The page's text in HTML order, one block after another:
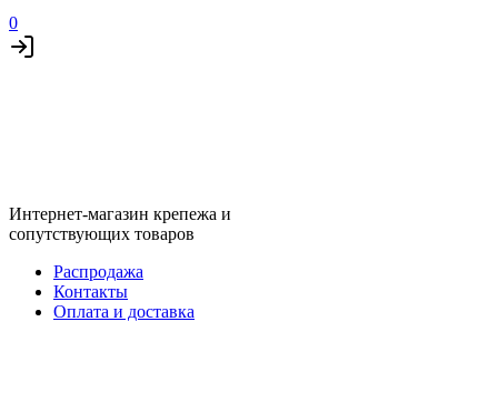
0
Интернет-магазин крепежа и
сопутствующих товаров
Распродажа
Контакты
Оплата и доставка